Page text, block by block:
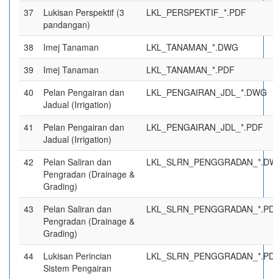
37
Lukisan Perspektif (3
pandangan)
LKL_PERSPEKTIF_*.PDF
38 Imej Tanaman
LKL_TANAMAN_*.DWG
39
Imej Tanaman
LKL_TANAMAN_*.PDF
40
Pelan Pengairan dan
Jadual (Irrigation)
LKL_PENGAIRAN_JDL_*.DWG
41
Pelan Pengairan dan
Jadual (Irrigation)
LKL_PENGAIRAN_JDL_*.PDF
42
Pelan Saliran dan
Pengradan (Drainage &
Grading)
43
Pelan Saliran dan
Pengradan (Drainage &
Grading)
44
Lukisan Perincian
Sistem Pengairan